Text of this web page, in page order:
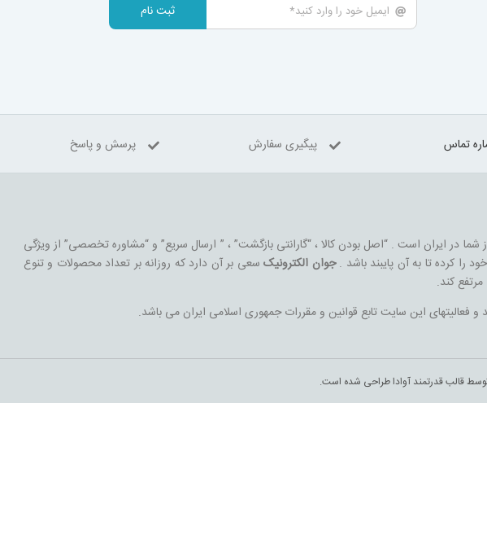
ثبت نام
تماس پیگیری سفارش پرسش و پاسخ
شما در ایران است . “اصل بودن کالا ، “گارانتی بازگشت” ، ” ارسال سریع” و “مشاوره تخصصی” از ویژگی
را کرده تا به آن پایبند باشد .جوان الکترونیکسعی بر آن دارد که روزانه بر تعداد محصولات و تنوع
مرتفع کند.
این سایت تابع قوانین و مقررات جمهوری اسلامی ایران می باشد.
قالب قدرتمند آوادا طراحی شده است.